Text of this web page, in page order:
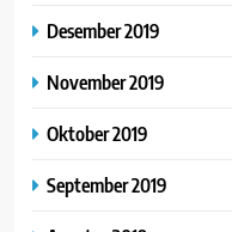
Desember 2019
November 2019
Oktober 2019
September 2019